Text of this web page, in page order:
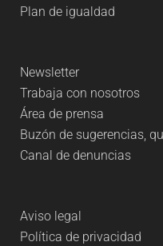
Plan de igualdad
Newsletter
Trabaja con nosotros
Área de prensa
Buzón de sugerencias,
Canal de denuncias
Aviso legal
Política de privacidad